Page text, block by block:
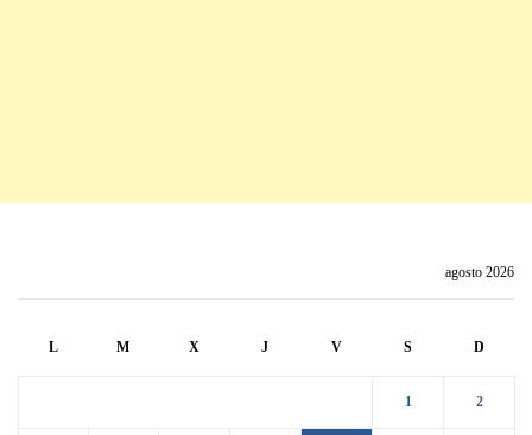
agosto 2026
L M X J V S D
1 2